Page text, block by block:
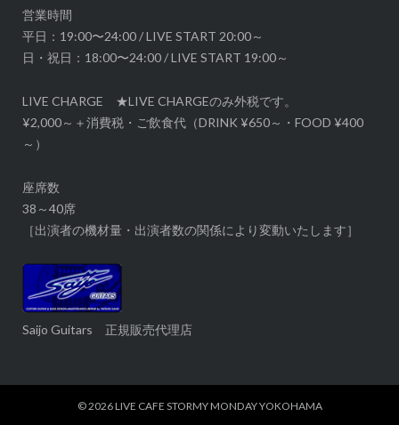
営業時間
平日：19:00〜24:00 / LIVE START 20:00～
日・祝日：18:00〜24:00 / LIVE START 19:00～
LIVE CHARGE ★LIVE CHARGEのみ外税です。
¥2,000～＋消費税・ご飲食代（DRINK ¥650～・FOOD ¥400
～）
座席数
38～40席
［出演者の機材量・出演者数の関係により変動いたします］
Saijo Guitars 正規販売代理店
© 2026LIVE CAFE STORMY MONDAY YOKOHAMA